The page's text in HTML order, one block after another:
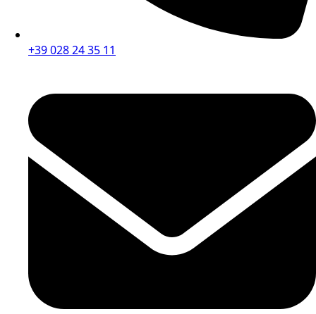
+39 028 24 35 11